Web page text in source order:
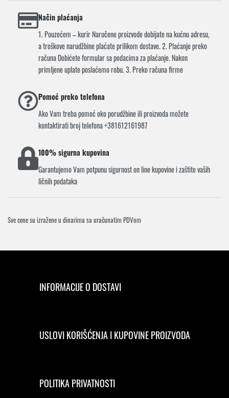
Način plaćanja
1. Pouzećem – kurir Naručene proizvode dobijate na kućnu adresu,
a troškove narudžbine plaćate prilikom dostave. 2. Plaćanje preko
računa Dobićete formular sa podacima za plaćanje. Nakon
primljene uplate poslaćemo robu. 3. Preko računa firme
Pomoć preko telefona
Ako Vam treba pomoć oko porudžbine ili proizvoda možete
kontaktirati broj telefona +381612161987
100% sigurna kupovina
Garantujemo Vam potpunu sigurnost on line kupovine i zaštite vaših
ličnih podataka
Sve cene su izražene u dinarima sa uračunatim PDVom
INFORMACIJE O DOSTAVI
USLOVI KORIŠĆENJA I KUPOVINE PROIZVODA
POLITIKA PRIVATNOSTI